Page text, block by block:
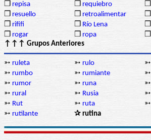
❒ repisa ❒ requiebro ❒
❒ resuello ❒ retroalimentar ❒
❒ rififi ❒ Río Lena ❒
❒ rogar ❒ ropa ❒
↑↑↑ Grupos Anteriores
➳ ruleta ➳ rulo ➳
➳ rumbo ➳ rumiante ➳
➳ rumor ➳ runa ➳
➳ rural ➳ Rusia ➳
➳ Rut ➳ ruta ➳
➳ rutilante ✰ rutina